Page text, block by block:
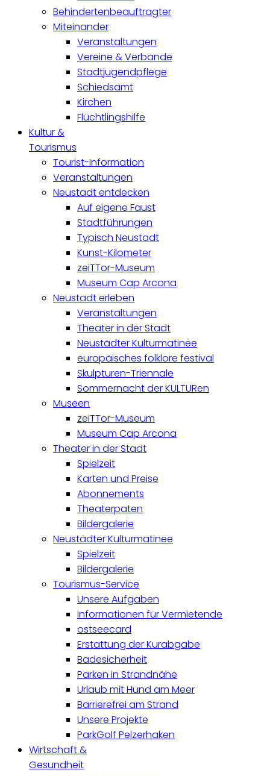
Behindertenbeauftragter
Miteinander
Veranstaltungen
Vereine & Verbände
Stadtjugendpflege
Schiedsamt
Kirchen
Flüchtlingshilfe
Kultur &
Tourismus
Tourist-Information
Veranstaltungen
Neustadt entdecken
Auf eigene Faust
Stadtführungen
Typisch Neustadt
Kunst-Kilometer
zeiTTor-Museum
Museum Cap Arcona
Neustadt erleben
Veranstaltungen
Theater in der Stadt
Neustädter Kulturmatinee
europäisches folklore festival
Skulpturen-Triennale
Sommernacht der KULTURen
Museen
zeiTTor-Museum
Museum Cap Arcona
Theater in der Stadt
Spielzeit
Karten und Preise
Abonnements
Theaterpaten
Bildergalerie
Neustädter Kulturmatinee
Spielzeit
Bildergalerie
Tourismus-Service
Unsere Aufgaben
Informationen für Vermietende
ostseecard
Erstattung der Kurabgabe
Badesicherheit
Parken in Strandnähe
Urlaub mit Hund am Meer
Barrierefrei am Strand
Unsere Projekte
ParkGolf Pelzerhaken
Wirtschaft &
Gesundheit